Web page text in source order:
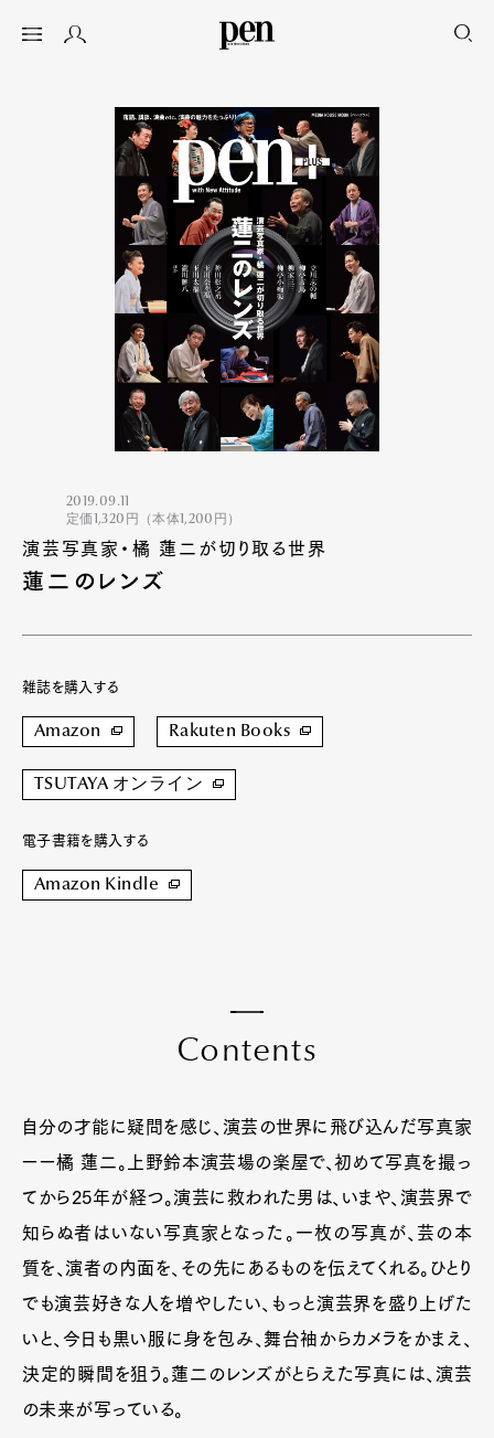
2019.09.11
定価1,320円（本体1,200円）
演芸写真家・橘 蓮二が切り取る世界
蓮二のレンズ
雑誌を購入する
Amazon Rakuten Books
TSUTAYA オンライン
電子書籍を購入する
Amazon Kindle
Contents
自分の才能に疑問を感じ、演芸の世界に飛び込んだ写真家
ーー橘 蓮二。上野鈴本演芸場の楽屋で、初めて写真を撮っ
てから25年が経つ。演芸に救われた男は、いまや、演芸界で
知らぬ者はいない写真家となった。一枚の写真が、芸の本
質を、演者の内面を、その先にあるものを伝えてくれる。ひとり
でも演芸好きな人を増やしたい、もっと演芸界を盛り上げた
いと、今日も黒い服に身を包み、舞台袖からカメラをかまえ、
決定的瞬間を狙う。蓮二のレンズがとらえた写真には、演芸
の未来が写っている。